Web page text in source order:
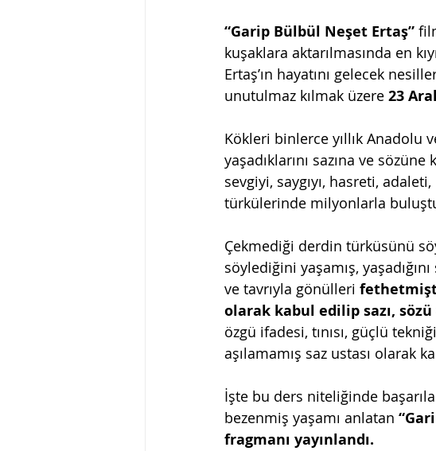
“Garip Bülbül Neşet Ertaş”
kuşaklara aktarılmasında en
Ertaş’ın hayatını gelecek
unutulmaz kılmak üzere 23
Kökleri binlerce yıllık Anadolu
yaşadıklarını sazına ve sözüne
sevgiyi, saygıyı, hasreti,
türkülerinde milyonlarla
Çekmediği derdin türküsünü
söylediğini yaşamış,
ve tavrıyla gönülleri
olarak kabul edilip sazı, sözü
özgü ifadesi, tınısı, güçlü
aşılamamış saz ustası olarak
İşte bu ders niteliğinde
bezenmiş yaşamı anlatan
fragmanı yayınlandı.